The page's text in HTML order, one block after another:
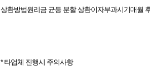
상환방법원리금 균등 분할 상환이자부과시기매월
* 타업체 진행시 주의사항